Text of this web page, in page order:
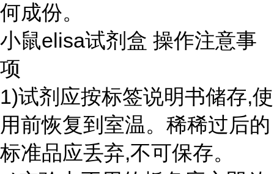
何成份。
小鼠elisa试剂盒 操作注意事
项
1)试剂应按标签说明书储存,使
用前恢复到室温。稀稀过后的
标准品应丢弃,不可保存。